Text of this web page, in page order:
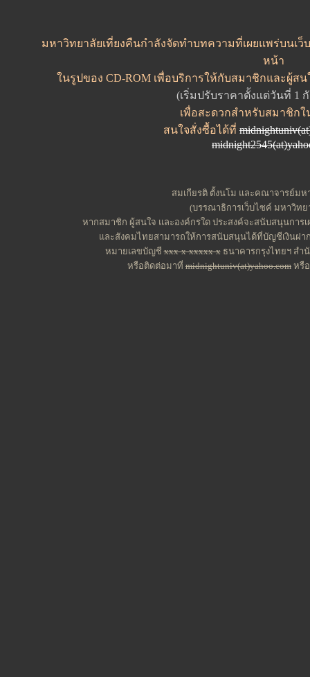
มหาวิทยาลัยเที่ยงคืนกำลังจัดทำบทความที่เผยแพร่บนเว็
หน้า
ในรูปของ CD-ROM เพื่อบริการให้กับสมาชิกและผู้ส
(เริ่มปรับราคาตั้งแต่วันที่ 1
เพื่อสะดวกสำหรับสมาชิก
สนใจสั่งซื้อได้ที่
สมเกียรติ ตั้งนโม และคณาจารย์มห
(บรรณาธิการเว็บไซค์ มหาวิทย
หากสมาชิก ผู้สนใจ และองค์กรใด ประสงค์จะสนับสนุนกา
และสังคมไทยสามารถให้การสนับสนุนได้ที่บัญชีเงินฝ
หมายเลขบัญชีxxx-x-xxxxx-xธนาคารกรุงไทยฯ สำ
หรือติดต่อมาที่ midnightuniv(at)yahoo.com หรื